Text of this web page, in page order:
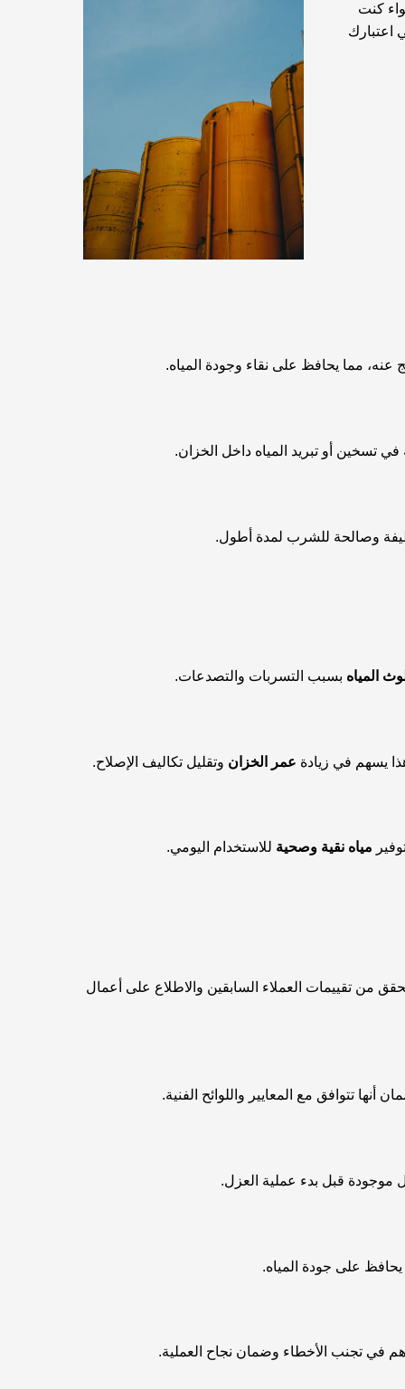
كنت
اعتبارك
عنه، مما يحافظ على نقاء وجودة المياه.
تسخين أو تبريد المياه داخل الخزان.
نظيفة وصالحة للشرب لمدة أطول.
المياه بسبب التسربات والتصدعات.
يسهم في زيادة عمر الخزان وتقليل تكاليف الإصلاح.
مياه نقية وصحية للاستخدام اليومي.
من تقييمات العملاء السابقين والاطلاع على أعمال
تتوافق مع المعايير واللوائح الفنية.
موجودة قبل بدء عملية العزل.
على جودة المياه.
في تجنب الأخطاء وضمان نجاح العملية.